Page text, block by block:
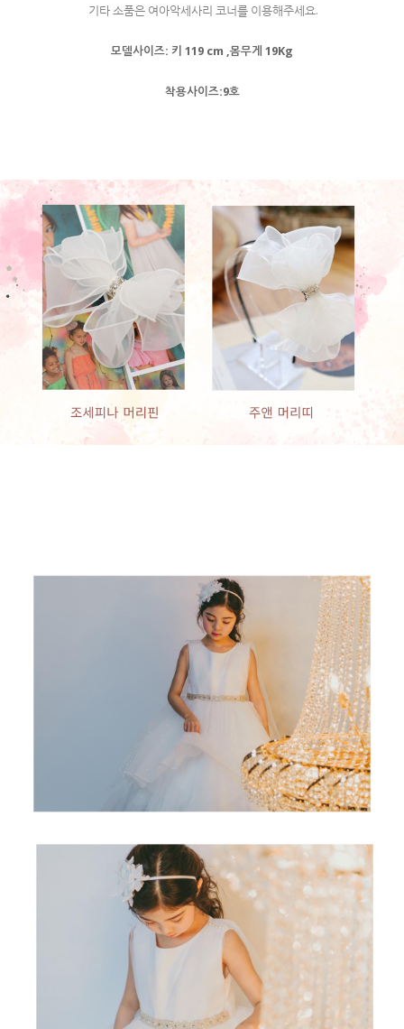
기타 소품은 여아악세사리 코너를 이용해주세요.
모델사이즈: 키 119 cm ,몸무게 19Kg
착용사이즈:9호